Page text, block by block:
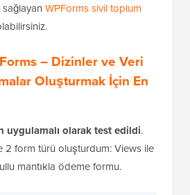
WPForms sivil toplum
– Dizinler ve Veri
Oluşturmak İçin En
uygulamalı olarak test edildi.
2 form türü oluşturdum: Views ile
mantıkla ödeme formu.